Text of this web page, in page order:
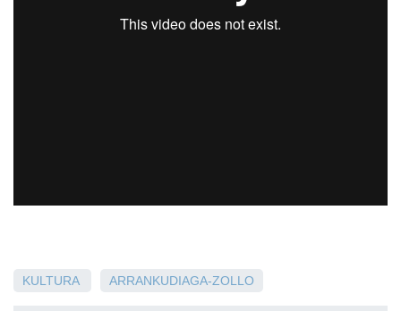
KULTURA ARRANKUDIAGA-ZOLLO